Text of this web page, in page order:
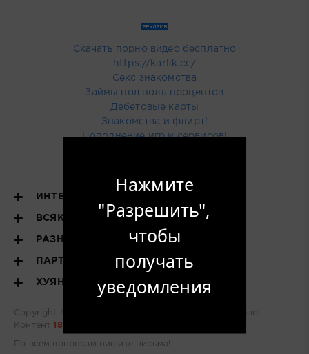
Скачать порно видео бесплатно
https://karlik.cc/
Секс знакомства
Займы под ноль процентов
Дебетовые карты
Знакомства и флирт!
Пополнение игр и сервисов!
ИНТЕРЕСНОЕ
ВСЯКОЕ РАЗНОЕ
РАЗНОЕ
ПАРТНЕРЫ
ХУЯНДЕКС
Copyright © 2022 - 2026
- все уже найдено!
Контент18+
По всем вопросам пишите письма!
Нажмите
"Разрешить",
чтобы
получать
уведомления